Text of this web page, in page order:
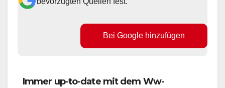
Bei Google hinzufügen
Immer up-to-date mit dem Ww-